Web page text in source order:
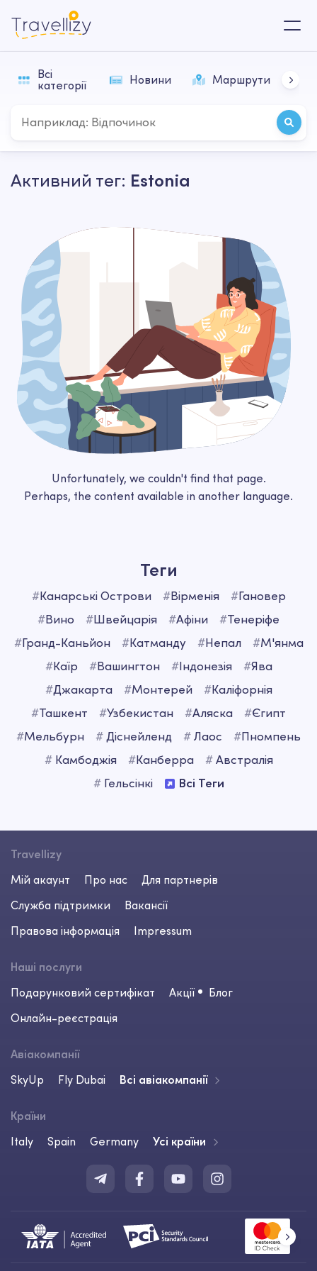
Всі
категорії
Новини Маршрути
Активний тег: Estonia
Unfortunately, we couldn't find that page.
Perhaps, the content available in another language.
Теги
#Канарські Острови #Вірменія #Гановер
#Вино #Швейцарія #Афіни #Тенеріфе
#Гранд-Каньйон #Катманду #Непал #М'янма
#Каїр #Вашингтон #Iндонезія #Ява
#Джакарта #Монтерей #Каліфорнія
#Ташкент #Узбекистан #Аляска #Єгипт
#Мельбурн #Діснейленд #Лаос #Пномпень
#Камбоджія #Канберра #Австралія
#Гельсінкі Всі Теги
Travellizy
Мій акаунт
Про нас
Для партнерів
Служба підтримки
Вакансії
Правова інформація
Impressum
Наші послуги
Подарунковий сертифікат
Акції
Блог
Онлайн-реєстрація
Авіакомпанії
SkyUp
Fly Dubai Всі авіакомпанії
Країни
Italy
Spain Germany Усі країни